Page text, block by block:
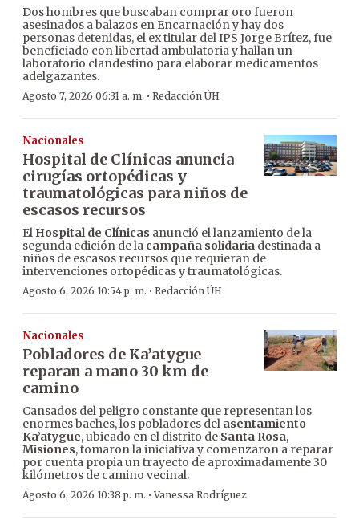
Dos hombres que buscaban comprar oro fueron
asesinados a balazos en Encarnación y hay dos
personas detenidas, el ex titular del IPS Jorge Brítez, fue
beneficiado con libertad ambulatoria y hallan un
laboratorio clandestino para elaborar medicamentos
adelgazantes.
Agosto 7, 2026 06:31 a. m. · Redacción ÚH
Nacionales
Hospital de Clínicas anuncia
cirugías ortopédicas y
traumatológicas para niños de
escasos recursos
El Hospital de Clínicas anunció el lanzamiento de la
segunda edición de la campaña solidaria destinada a
niños de escasos recursos que requieran de
intervenciones ortopédicas y traumatológicas.
Agosto 6, 2026 10:54 p. m. · Redacción ÚH
Nacionales
Pobladores de Ka’atygue
reparan a mano 30 km de
camino
Cansados del peligro constante que representan los
enormes baches, los pobladores del asentamiento
Ka’atygue, ubicado en el distrito de Santa Rosa,
Misiones, tomaron la iniciativa y comenzaron a reparar
por cuenta propia un trayecto de aproximadamente 30
kilómetros de camino vecinal.
Agosto 6, 2026 10:38 p. m. ·Vanessa Rodríguez